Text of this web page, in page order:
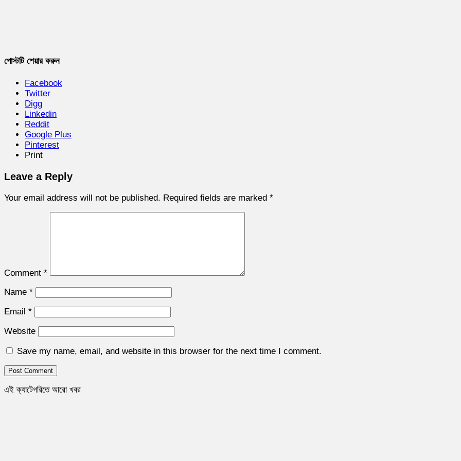
পোস্টটি শেয়ার করুন
Facebook
Twitter
Digg
Linkedin
Reddit
Google Plus
Pinterest
Print
Leave a Reply
Your email address will not be published. Required fields are marked *
Comment *
Name *
Email *
Website
Save my name, email, and website in this browser for the next time I comment.
এই ক্যাটেগরিতে আরো খবর